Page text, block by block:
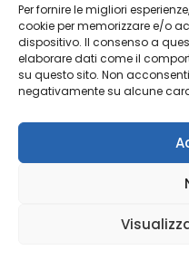
Per fornire le migliori
cookie per memorizzare e/o
dispositivo. Il consenso a
elaborare dati come il
su questo sito. Non
negativamente su alcune
Vuoi essere
Resta sempre un passo
ISCRIVITI